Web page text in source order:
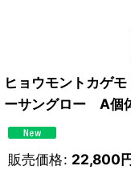
ヒョウモントカゲ
ーサングロー A個
販売価格: 22,800